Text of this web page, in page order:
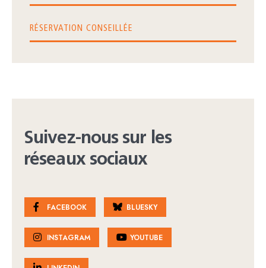
RÉSERVATION CONSEILLÉE
Suivez-nous sur les
réseaux sociaux
FACEBOOK BLUESKY
INSTAGRAM YOUTUBE